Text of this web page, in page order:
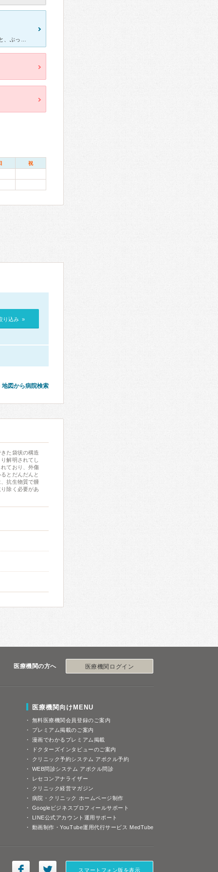
祝
り込み »
地図から病院検索
た袋状の構造
解明されてし
ており、外傷
とだんだんと
抗生物質で腫
除く必要があ
医療機関の方へ 医療機関ログイン
医療機関向けMENU
無料医療機関会員登録のご案内
プレミアム掲載のご案内
漫画でわかるプレミアム掲載
ドクターズインタビューのご案内
クリニック予約システム アポクル予約
WEB問診システム アポクル問診
レセコンアナライザー
クリニック経営マガジン
病院・クリニック ホームページ制作
Googleビジネスプロフィールサポート
LINE公式アカウント運用サポート
動画制作・YouTube運用代行サービス MedTube
スマートフォン版を表示